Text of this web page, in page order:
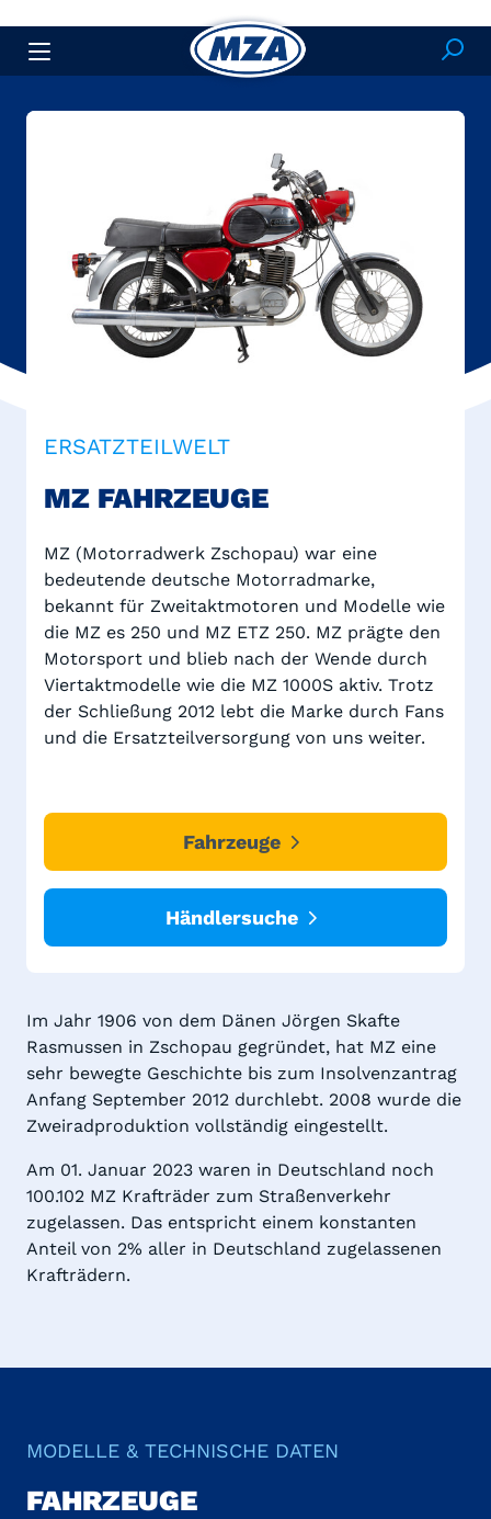
ERSATZTEILWELT
MZ FAHRZEUGE
MZ (Motorradwerk Zschopau) war eine
bedeutende deutsche Motorradmarke,
bekannt für Zweitaktmotoren und Modelle wie
die MZ es 250 und MZ ETZ 250. MZ prägte den
Motorsport und blieb nach der Wende durch
Viertaktmodelle wie die MZ 1000S aktiv. Trotz
der Schließung 2012 lebt die Marke durch Fans
und die Ersatzteilversorgung von uns weiter.
Fahrzeuge
Händlersuche
Im Jahr 1906 von dem Dänen Jörgen Skafte
Rasmussen in Zschopau gegründet, hat MZ eine
sehr bewegte Geschichte bis zum Insolvenzantrag
Anfang September 2012 durchlebt. 2008 wurde die
Zweiradproduktion vollständig eingestellt.
Am 01. Januar 2023 waren in Deutschland noch
100.102 MZ Krafträder zum Straßenverkehr
zugelassen. Das entspricht einem konstanten
Anteil von 2% aller in Deutschland zugelassenen
Krafträdern.
MODELLE & TECHNISCHE DATEN
FAHRZEUGE